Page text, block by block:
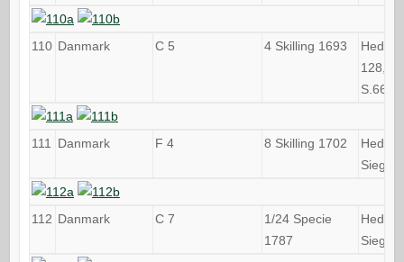
110 Danmark C 5 4 Skilling 1693
Hede
128,
S.66-
111 Danmark F 4 8 Skilling 1702
Hede
Sieg 6
112 Danmark C 7
1/24 Specie
1787
Hede
Sieg 40